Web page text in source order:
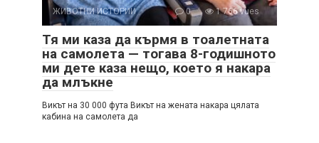
ЖИВОТНИ ИСТОРИИ 0 1 766 vues
Тя ми каза да кърмя в тоалетната
на самолета — тогава 8-годишното
ми дете каза нещо, което я накара
да млъкне
Викът на 30 000 фута Викът на жената накара цялата
кабина на самолета да